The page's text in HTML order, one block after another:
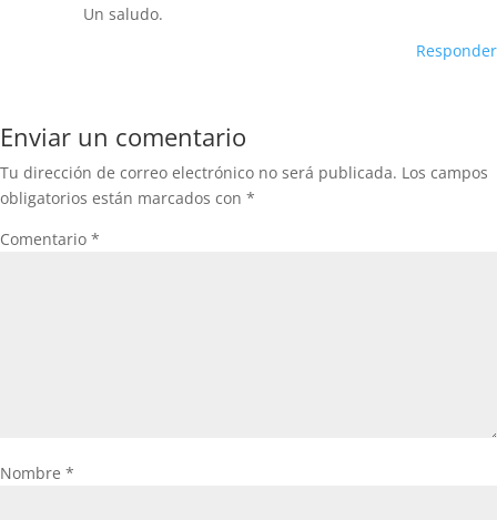
Un saludo.
Responder
Enviar un comentario
Tu dirección de correo electrónico no será publicada. Los campos
obligatorios están marcados con *
Comentario *
Nombre *